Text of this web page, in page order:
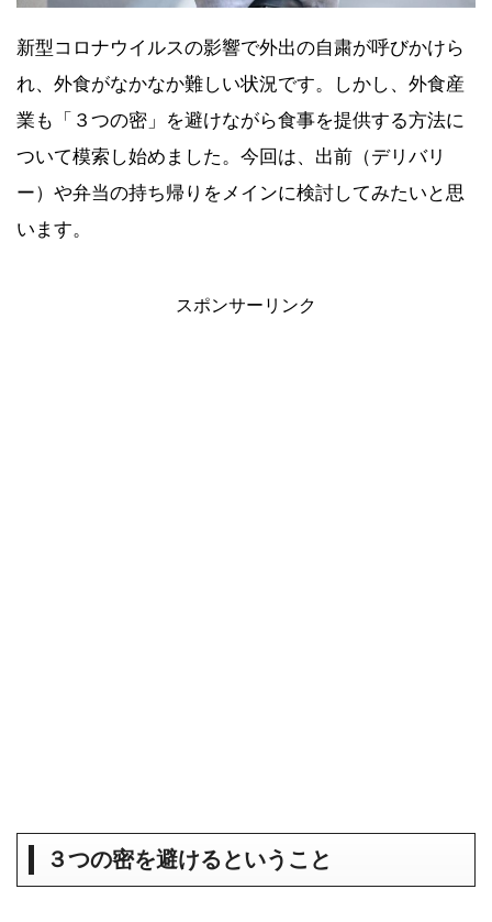
【2021年7月】Amazonタイムセール祭
新型コロナウイルスの影響で外出の自粛が呼びかけら
れ、外食がなかなか難しい状況です。しかし、外食産
業も「３つの密」を避けながら食事を提供する方法に
ついて模索し始めました。今回は、出前（デリバリ
ー）や弁当の持ち帰りをメインに検討してみたいと思
います。
スポンサーリンク
３つの密を避けるということ